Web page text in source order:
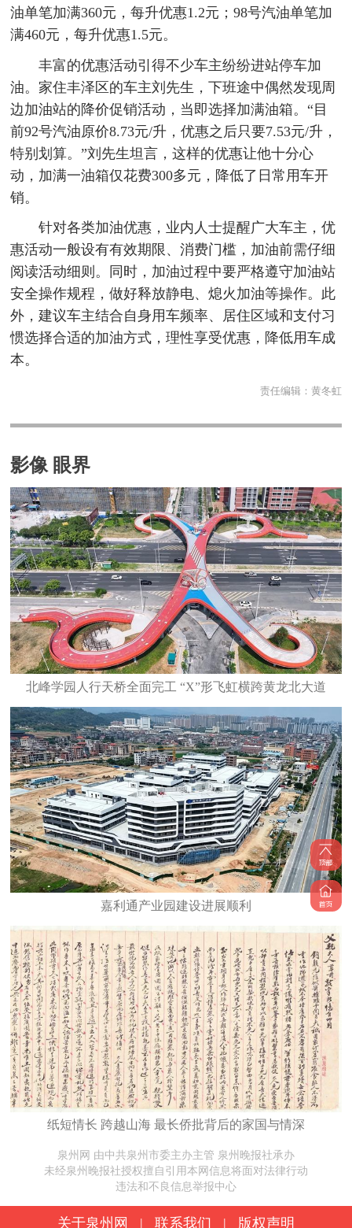
油单笔加满360元，每升优惠1.2元；98号汽油单笔加
满460元，每升优惠1.5元。
丰富的优惠活动引得不少车主纷纷进站停车加
油。家住丰泽区的车主刘先生，下班途中偶然发现周
边加油站的降价促销活动，当即选择加满油箱。“目
前92号汽油原价8.73元/升，优惠之后只要7.53元/升，
特别划算。”刘先生坦言，这样的优惠让他十分心
动，加满一油箱仅花费300多元，降低了日常用车开
销。
针对各类加油优惠，业内人士提醒广大车主，优
惠活动一般设有有效期限、消费门槛，加油前需仔细
阅读活动细则。同时，加油过程中要严格遵守加油站
安全操作规程，做好释放静电、熄火加油等操作。此
外，建议车主结合自身用车频率、居住区域和支付习
惯选择合适的加油方式，理性享受优惠，降低用车成
本。
责任编辑： 黄冬虹
影像 眼界
北峰学园人行天桥全面完工 “X”形飞虹横跨黄龙北大道
嘉利通产业园建设进展顺利
纸短情长 跨越山海 最长侨批背后的家国与情深
泉州网 由中共泉州市委主办主管 泉州晚报社承办
未经泉州晚报社授权擅自引用本网信息将面对法律行动
违法和不良信息举报中心
关于泉州网 | 联系我们 | 版权声明